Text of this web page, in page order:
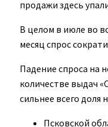
продажи здесь
В целом в июле во
месяц спрос
Падение спроса на
количестве выдач
сильнее всего доля
Псковской